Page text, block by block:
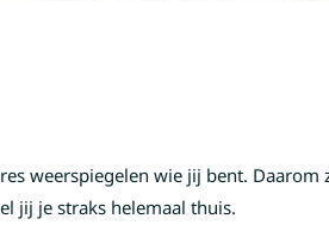
weerspiegelen wie jij bent. Daarom
jij je straks helemaal thuis.